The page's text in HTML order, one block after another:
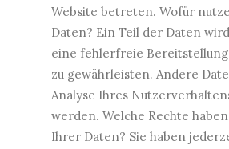
Website betreten. Wofür
Daten? Ein Teil der Daten
eine fehlerfreie
zu gewährleisten. Andere
Analyse Ihres
werden. Welche Rechte
Ihrer Daten? Sie haben